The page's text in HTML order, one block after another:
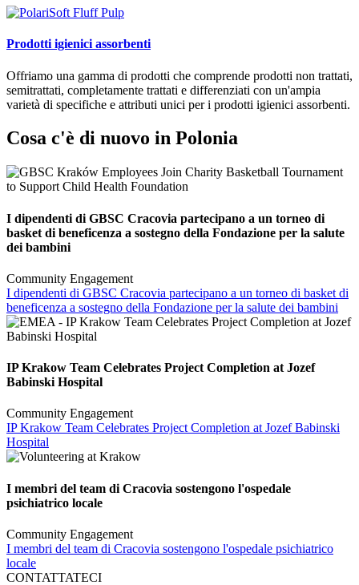
Prodotti igienici assorbenti
Offriamo una gamma di prodotti che comprende prodotti non trattati,
semitrattati, completamente trattati e differenziati con un'ampia
varietà di specifiche e attributi unici per i prodotti igienici assorbenti.
Cosa c'è di nuovo in Polonia
I dipendenti di GBSC Cracovia partecipano a un torneo di
basket di beneficenza a sostegno della Fondazione per la salute
dei bambini
Community Engagement
I dipendenti di GBSC Cracovia partecipano a un torneo di basket di
beneficenza a sostegno della Fondazione per la salute dei bambini
IP Krakow Team Celebrates Project Completion at Jozef
Babinski Hospital
Community Engagement
IP Krakow Team Celebrates Project Completion at Jozef Babinski
Hospital
I membri del team di Cracovia sostengono l'ospedale
psichiatrico locale
Community Engagement
I membri del team di Cracovia sostengono l'ospedale psichiatrico
locale
CONTATTATECI